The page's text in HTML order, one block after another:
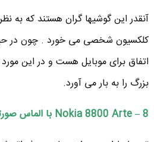
آنقدر این گوشیها گران هستند که به
کلکسیون شخصی می خورد . چون در
اتفاق برای موبایل هست و در این
بزرگ را به بار می آورد.
8 – Nokia 8800 Arte با الماس صورتی